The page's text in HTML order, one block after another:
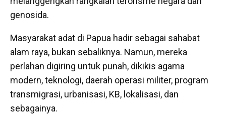
genosida.
Masyarakat adat di Papua hadir sebagai sahabat
alam raya, bukan sebaliknya. Namun, mereka
perlahan digiring untuk punah, dikikis agama
modern, teknologi, daerah operasi militer, program
transmigrasi, urbanisasi, KB, lokalisasi, dan
sebagainya.